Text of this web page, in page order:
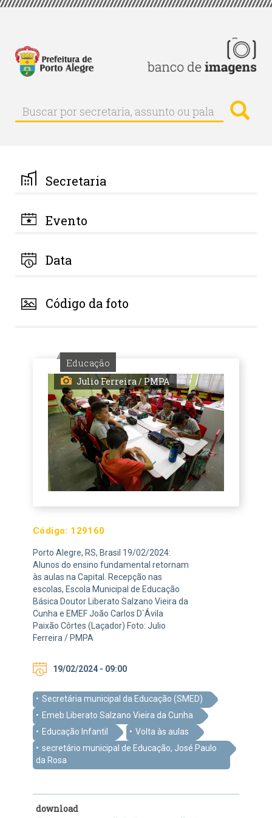
Pular
principal
Buscar
Buscar
por
palavra-
chave
Secretaria
Evento
Data
Código da foto
Educação
Julio Ferreira / PMPA
Código: 129160
Porto Alegre, RS, Brasil 19/02/2024:
Alunos do ensino fundamental retornam
às aulas na Capital. Recepção nas
escolas, Escola Municipal de Educação
Básica Doutor Liberato Salzano Vieira da
Cunha e EMEF João Carlos D`Ávila
Paixão Côrtes (Laçador) Foto: Julio
Ferreira / PMPA
19/02/2024 - 09:00
Secretária municipal da Educação (SMED)
Emeb Liberato Salzano Vieira da Cunha
Educação Infantil
Volta às aulas
secretário municipal de Educação, José Paulo
da Rosa
download